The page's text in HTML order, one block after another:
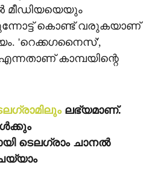
കൊണ്ട് വരുകയാണ്
'റെക്കഗനൈസ്',
എന്നതാണ് കാമ്പയിന്റെ
ലഭ്യമാണ്.
ടെലഗ്രാം ചാനല്‍